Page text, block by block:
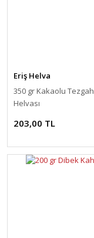
Eriş Helva
350 gr Kakaolu Tezgah
Helvası
203,00 TL